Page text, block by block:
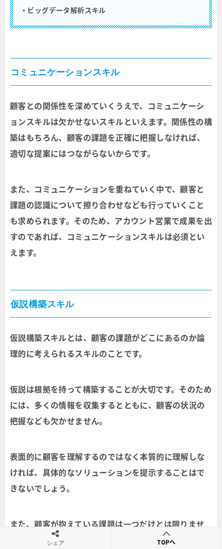
・ビッグデータ解析スキル
コミュニケーションスキル
顧客との関係性を深めていくうえで、コミュニケーシ
ョンスキルは欠かせないスキルといえます。関係性の構
築はもちろん、顧客の課題を正確に把握しなければ、
適切な提案にはつながらないからです。
また、コミュニケーションを重ねていく中で、顧客と
課題の認識について擦り合わせなども行っていくこと
も求められます。そのため、アカウント営業で成果を出
すのであれば、コミュニケーションスキルは必須とい
えます。
仮説構築スキル
仮説構築スキルとは、顧客の課題がどこにあるのか論
理的に考えられるスキルのことです。
仮説は根拠を持って構築することが大切です。そのため
には、多くの情報を収集するとともに、顧客の状況の
把握なども欠かせません。
表面的に顧客を理解するのではなく本質的に理解しな
ければ、具体的なソリューションを提示することはで
きないでしょう。
また、顧客が抱えている課題は一つだけとは限りませ
ん。複数の課題を抱えている可能性もあるため、複数
シェア TOPへ